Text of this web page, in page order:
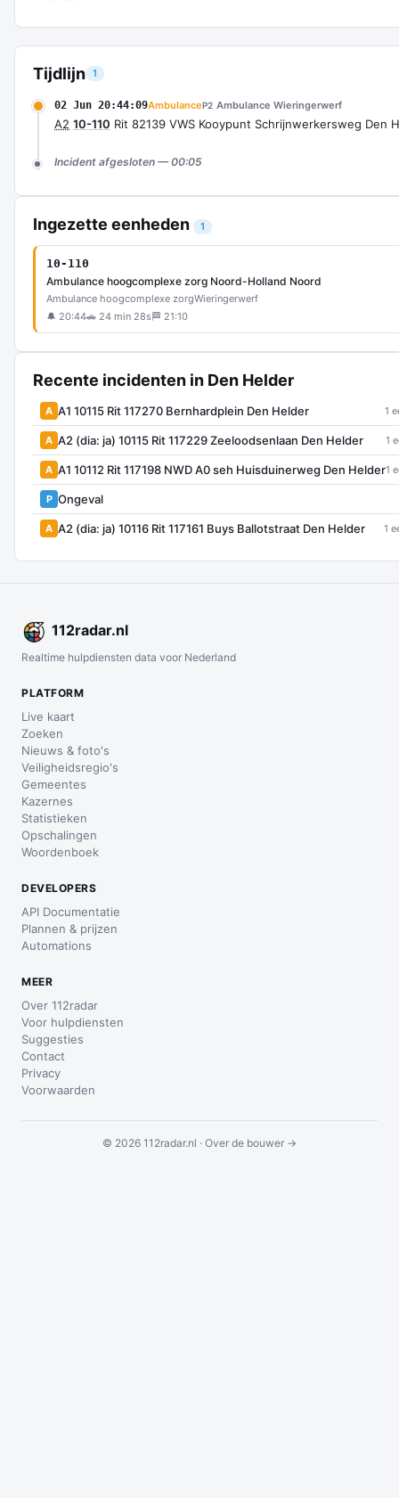
Tijdlijn 1
02 Jun 20:44:09AmbulanceP2 Ambulance Wieringerwerf
A2 10-110 Rit 82139 VWS Kooypunt Schrijnwerkersweg Den
Incident afgesloten — 00:05
Ingezette eenheden 1
10-110
Ambulance hoogcomplexe zorg Noord-Holland Noord
Ambulance hoogcomplexe zorgWieringerwerf
🔔 20:44🚗 24 min 28s 🏁 21:10
Recente incidenten in Den Helder
A A1 10115 Rit 117270 Bernhardplein Den Helder 1
A A2 (dia: ja) 10115 Rit 117229 Zeeloodsenlaan Den Helder 1
A A1 10112 Rit 117198 NWD A0 seh Huisduinerweg Den Helder1
P Ongeval
A A2 (dia: ja) 10116 Rit 117161 Buys Ballotstraat Den Helder 1
112radar.nl
Realtime hulpdiensten data voor Nederland
PLATFORM
Live kaart
Zoeken
Nieuws & foto's
Veiligheidsregio's
Gemeentes
Kazernes
Statistieken
Opschalingen
Woordenboek
DEVELOPERS
API Documentatie
Plannen & prijzen
Automations
MEER
Over 112radar
Voor hulpdiensten
Suggesties
Contact
Privacy
Voorwaarden
© 2026 112radar.nl · Over de bouwer →